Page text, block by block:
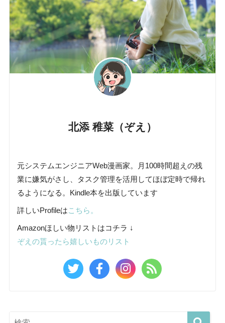
北添 稚菜（ぞえ）
元システムエンジニアWeb漫画家。月100時間超えの残
業に嫌気がさし、タスク管理を活用してほぼ定時で帰れ
るようになる。Kindle本を出版しています
詳しいProfileはこちら。
Amazonほしい物リストはコチラ ↓
ぞえの貰ったら嬉しいものリスト